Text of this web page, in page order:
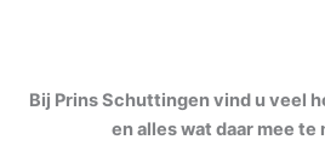
Bij Prins Schuttingen vind u veel
en alles wat daar mee te